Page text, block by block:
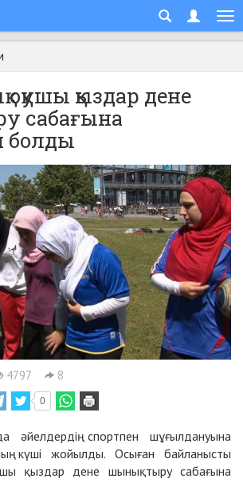
оқушы қыздар дене
сабағына
болды
4797 8
0
әйелдердің спортпен шұғылдануына
күші жойылды. Осыған байланысты
қыздар дене шынықтыру сабағына